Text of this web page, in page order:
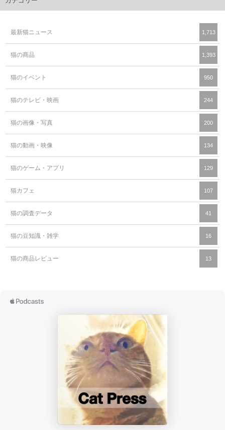
最新猫ニュース 1,713
猫の商品 1,393
猫のイベント 950
猫のテレビ・映画 244
猫の画像・写真 200
猫の動画・映像 134
猫のゲーム・アプリ 129
猫カフェ 107
猫の調査データ 41
猫の豆知識・雑学 16
猫の商品レビュー 13